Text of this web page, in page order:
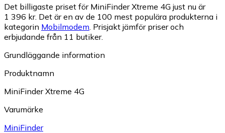
Det billigaste priset för MiniFinder Xtreme 4G just nu är
1 396 kr. Det är en av de 100 mest populära produkterna i
kategorin Mobilmodem Prisjakt jämför priser och
erbjudande från 11 butiker.
Grundläggande information
Produktnamn
MiniFinder Xtreme 4G
Varumärke
MiniFinder